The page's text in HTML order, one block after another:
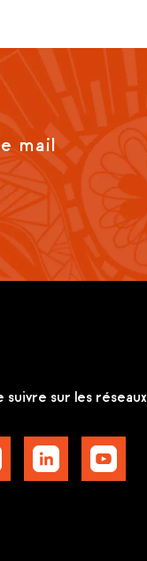
mail
suivre sur les réseaux